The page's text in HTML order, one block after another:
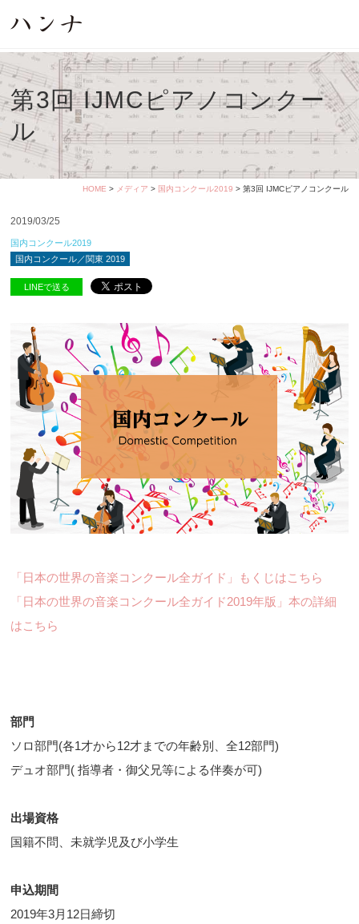
第3回 IJMCピアノコンクー
ル
HOME > メディア > 国内コンクール2019 > 第3回 IJMCピアノコンクール
2019/03/25
国内コンクール2019
国内コンクール／関東 2019
LINEで送る
「日本の世界の音楽コンクール全ガイド」もくじはこちら
「日本の世界の音楽コンクール全ガイド2019年版」本の詳細
はこちら
部門
ソロ部門(各1才から12才までの年齢別、全12部門)
デュオ部門( 指導者・御父兄等による伴奏が可)
出場資格
国籍不問、未就学児及び小学生
申込期間
2019年3月12日締切